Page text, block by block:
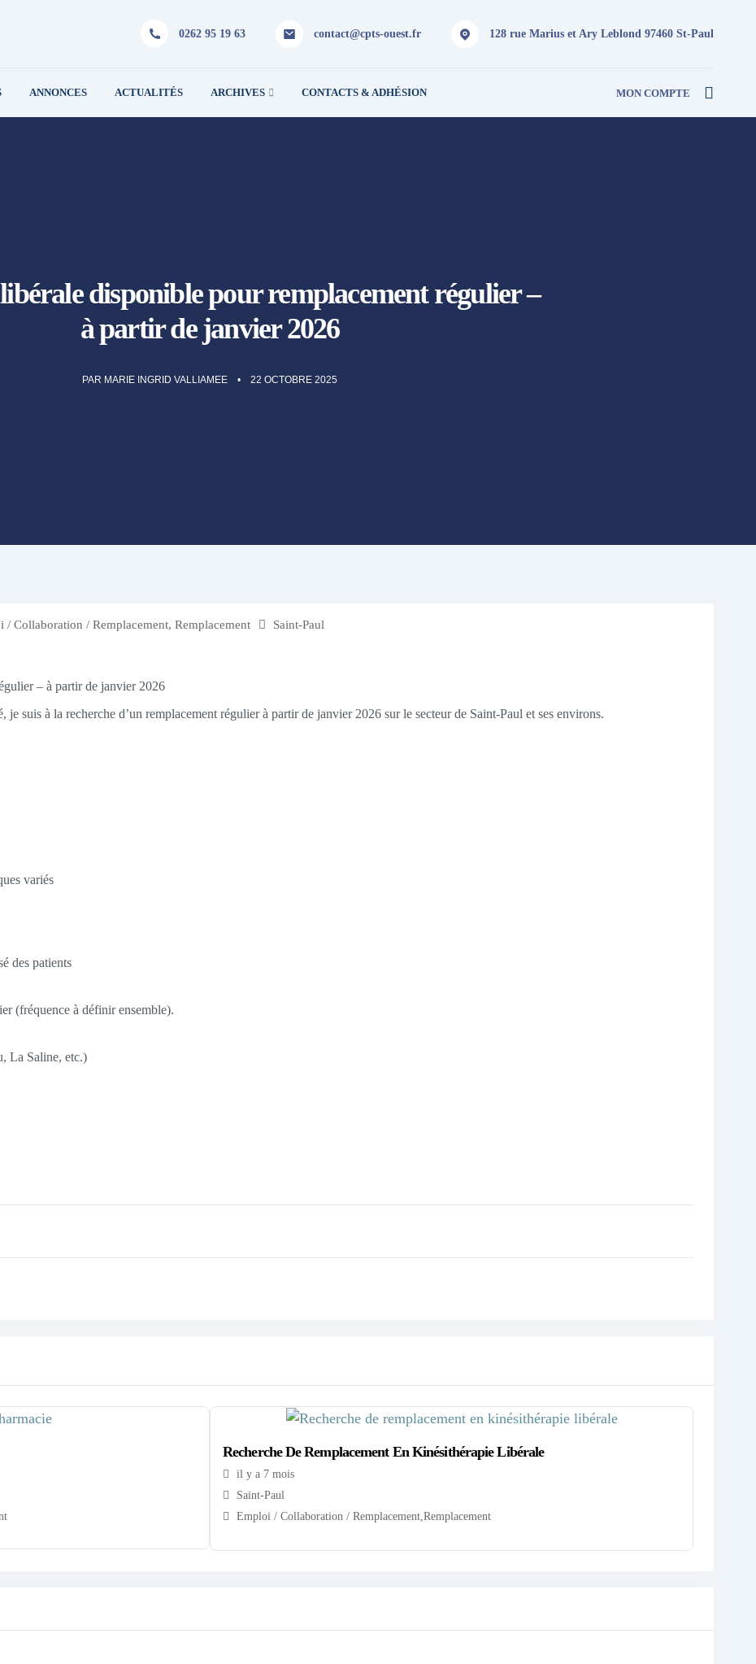
0262 95 19 63 contact@cpts-ouest.fr 128 rue Marius et Ary Leblond 97460 St-Paul
ANNONCES ACTUALITÉS ARCHIVES CONTACTS & ADHÉSION MON COMPTE
disponible pour remplacement régulier –
à partir de janvier 2026
PAR MARIE INGRID VALLIAMEE 22 OCTOBRE 2025
/ Collaboration / Remplacement, Remplacement Saint-Paul
– à partir de janvier 2026
suis à la recherche d’un remplacement régulier à partir de janvier 2026 sur le secteur de Saint-Paul et ses environs.
variés
des patients
(fréquence à définir ensemble).
La Saline, etc.)
Recherche De Remplacement En Kinésithérapie Libérale
il y a 7 mois
Saint-Paul
Emploi / Collaboration / Remplacement Remplacement